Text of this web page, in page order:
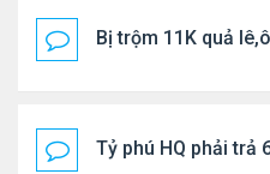
Bị trộm 11K quả
Tỷ phú HQ phải trả